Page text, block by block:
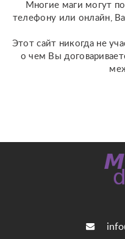
Многие маги могут
телефону или онлайн,
Этот сайт никогда не
о чем Вы